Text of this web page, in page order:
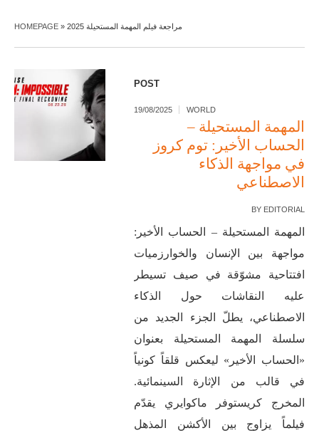
HOMEPAGE » مراجعة فيلم المهمة المستحيلة 2025
POST
19/08/2025 WORLD
المهمة المستحيلة –
الحساب الأخير: توم كروز
في مواجهة الذكاء
الاصطناعي
BY EDITORIAL
المهمة المستحيلة – الحساب الأخير:
مواجهة بين الإنسان والخوارزميات
افتتاحية مشوّقة في صيف تسيطر
عليه النقاشات حول الذكاء
الاصطناعي، يطلّ الجزء الجديد من
سلسلة المهمة المستحيلة بعنوان
«الحساب الأخير» ليعكس قلقاً كونياً
في قالب من الإثارة السينمائية.
المخرج كريستوفر ماكوايري يقدّم
فيلماً يزاوج بين الأكشن المذهل